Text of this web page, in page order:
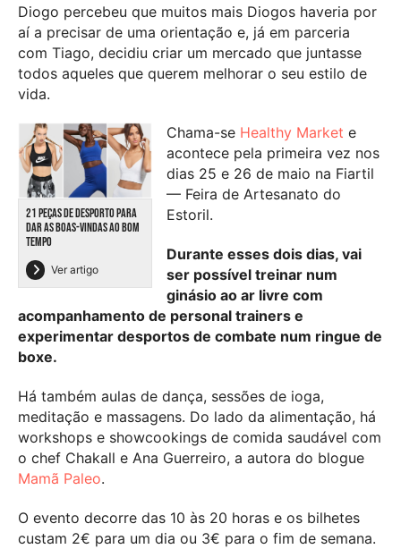
Diogo percebeu que muitos mais Diogos haveria por
aí a precisar de uma orientação e, já em parceria
com Tiago, decidiu criar um mercado que juntasse
todos aqueles que querem melhorar o seu estilo de
vida.
21 PEÇAS DE DESPORTO PARA
DAR AS BOAS-VINDAS AO BOM
TEMPO
Ver artigo
Chama-se Healthy Market e
acontece pela primeira vez nos
dias 25 e 26 de maio na Fiartil
— Feira de Artesanato do
Estoril.
Durante esses dois dias, vai
ser possível treinar num
ginásio ao ar livre com
acompanhamento de personal trainers e
experimentar desportos de combate num ringue de
boxe.
Há também aulas de dança, sessões de ioga,
meditação e massagens. Do lado da alimentação, há
workshops e showcookings de comida saudável com
o chef Chakall e Ana Guerreiro, a autora do blogue
Mamã Paleo.
O evento decorre das 10 às 20 horas e os bilhetes
custam 2€ para um dia ou 3€ para o fim de semana.